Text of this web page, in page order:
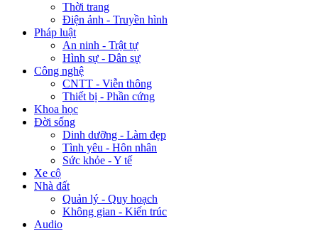
Thời trang
Điện ảnh - Truyền hình
Pháp luật
An ninh - Trật tự
Hình sự - Dân sự
Công nghệ
CNTT - Viễn thông
Thiết bị - Phần cứng
Khoa học
Đời sống
Dinh dưỡng - Làm đẹp
Tình yêu - Hôn nhân
Sức khỏe - Y tế
Xe cộ
Nhà đất
Quản lý - Quy hoạch
Không gian - Kiến trúc
Audio